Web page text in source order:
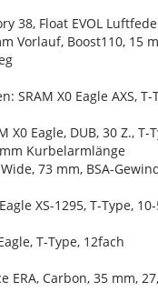
38, Float EVOL
Vorlauf, Boost110, 15
SRAM X0 Eagle AXS, T-
X0 Eagle, DUB, 30 Z., T-
Kurbelarmlänge
73 mm, BSA-
XS-1295, T-Type,
T-Type, 12fach
ERA, Carbon, 35 mm,